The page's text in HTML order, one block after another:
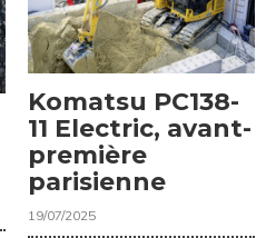
Komatsu PC138-
11 Electric, avant-
première
parisienne
19/07/2025